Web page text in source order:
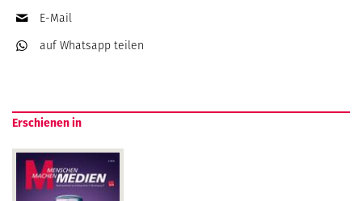
E-Mail
auf Whatsapp teilen
Erschienen in